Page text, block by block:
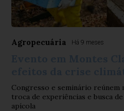
Agropecuária Há 9 meses
Congresso e seminário reúnem
troca de experiências e busca
apícola